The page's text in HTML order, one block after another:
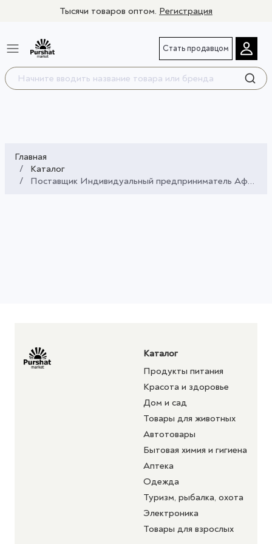
Тысячи товаров оптом. Регистрация
Стать продавцом
Главная
Каталог
Поставщик Индивидуальный предприниматель Афонин Никита Владимирович
Каталог
Продукты питания
Красота и здоровье
Дом и сад
Товары для животных
Автотовары
Бытовая химия и гигиена
Аптека
Одежда
Туризм, рыбалка, охота
Электроника
Товары для взрослых